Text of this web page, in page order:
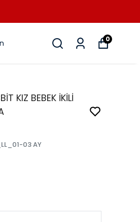
0
KIZ BEBEK İKİLİ
03 AY